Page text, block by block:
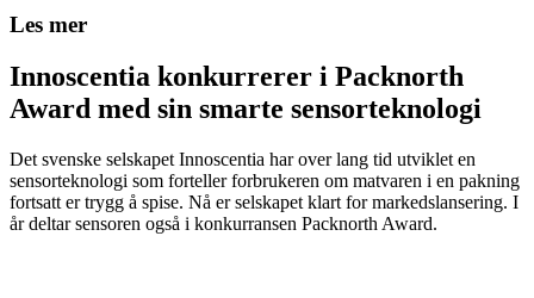
Les mer
Innoscentia konkurrerer i Packnorth
Award med sin smarte sensorteknologi
Det svenske selskapet Innoscentia har over lang tid utviklet en
sensorteknologi som forteller forbrukeren om matvaren i en pakning
fortsatt er trygg å spise. Nå er selskapet klart for markedslansering. I
år deltar sensoren også i konkurransen Packnorth Award.